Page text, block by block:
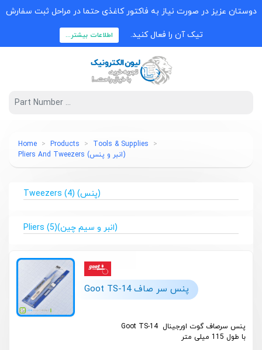
دوستان عزیز در صورت نیاز به فاکتور کاغذی حتما در مراحل ثبت سفارش
تیک آن را فعال کنید. اطلاعات بیشتر...
Home Products
Tools & Supplies
(انبر و پنس) Pliers And Tweezers
(پنس) Tweezers (4)
(انبر و سیم چین)Pliers(5)
پنس سر صاف Goot TS-14
پنس سرصاف گوت اورجینال Goot TS-14
با طول 115 میلی متر